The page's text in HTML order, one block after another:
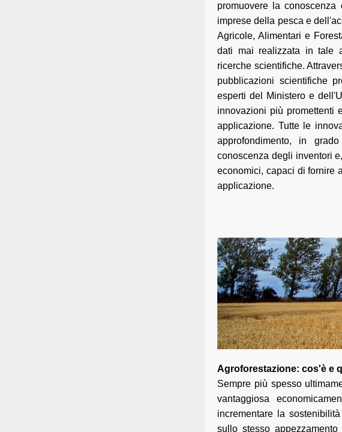
promuovere la
imprese della pesca e
Agricole, Alimentari e
dati mai realizzata in tale
ricerche scientifiche.
pubblicazioni scientifiche
esperti del Ministero e
innovazioni più promettenti
applicazione. Tutte le
approfondimento, in
conoscenza degli inventori
economici, capaci di fornire
applicazione.
Agroforestazione: cos'è e
Sempre più spesso
vantaggiosa
incrementare la
sullo stesso